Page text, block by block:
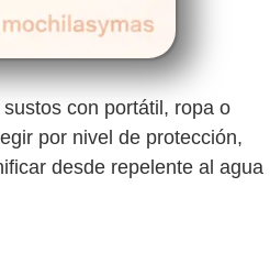
con portátil, ropa o
por nivel de protección,
desde repelente al agua